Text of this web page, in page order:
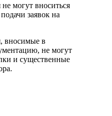
могут вноситься
заявок на
вносимые в
не могут
и существенные